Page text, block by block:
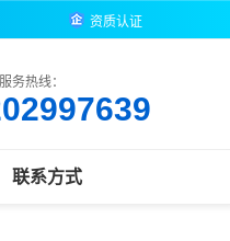
资质认证
务热线：
联系方式